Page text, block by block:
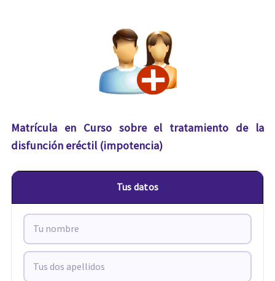
Matrícula en Curso sobre el tratamiento de la
disfunción eréctil (impotencia)
Tus datos